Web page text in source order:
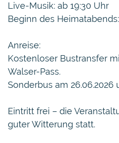
Live-Musik: ab 19:30 Uhr
Beginn des
Anreise:
Kostenloser Bustransfer
Walser-Pass.
Sonderbus am 26.06.2026
Eintritt frei – die
guter Witterung statt.